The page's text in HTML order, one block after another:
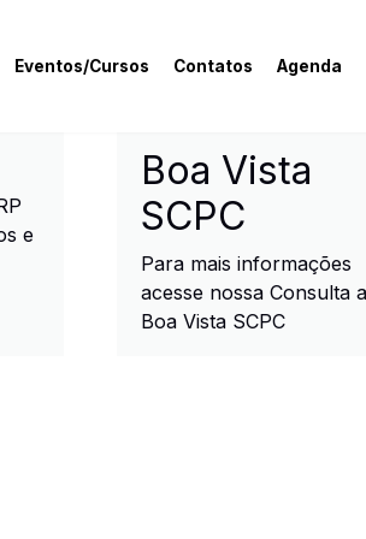
Eventos/Cursos Contatos Agenda
Industrial de
e
Boa Vista
SCPC
Para mais informações
acesse nossa Consulta
Boa Vista SCPC